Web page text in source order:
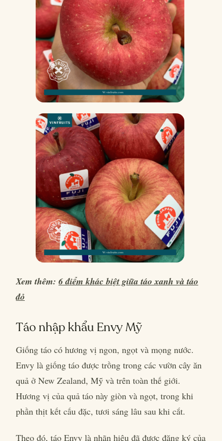
Xem thêm: 6 điểm khác biệt giữa táo xanh và táo
đỏ
Táo nhập khẩu Envy Mỹ
Giống táo có hương vị ngon, ngọt và mọng nước.
Envy là giống táo được trồng trong các vườn cây ăn
quả ở New Zealand, Mỹ và trên toàn thế giới.
Hương vị của quả táo này giòn và ngọt, trong khi
phần thịt kết cấu đặc, tươi sáng lâu sau khi cắt.
Theo đó, táo Envy là nhãn hiệu đã được đăng ký của